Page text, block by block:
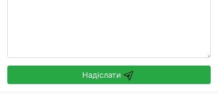
Надіслати